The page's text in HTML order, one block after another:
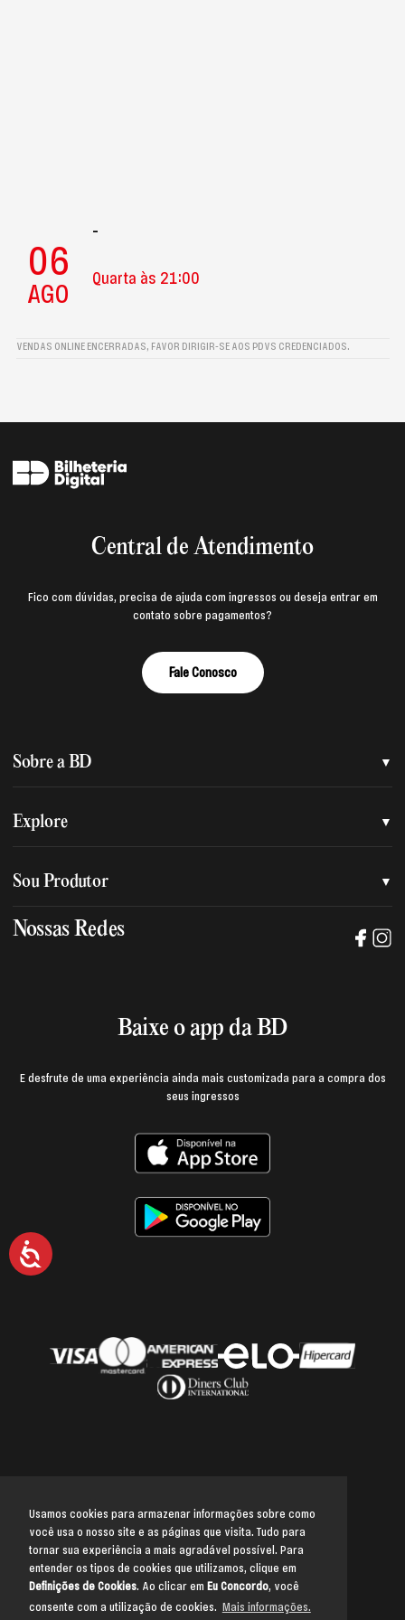
Usamos cookies para armazenar informações sobre como
você usa o nosso site e as páginas que visita. Tudo para
tornar sua experiência a mais agradável possível. Para
entender os tipos de cookies que utilizamos, clique em
Definições de Cookies. Ao clicar em Eu Concordo, você
consente com a utilização de cookies. Mais informações.
Acessibilidade
06
AGO
-
Quarta às 21:00
VENDAS ONLINE ENCERRADAS, FAVOR DIRIGIR-SE AOS PDVS CREDENCIADOS.
Central de Atendimento
Fico com dúvidas, precisa de ajuda com ingressos ou deseja entrar em
contato sobre pagamentos?
Fale Conosco
Sobre a BD
Quem somos
Política de privacidade
Explore
Assessoria de imprensa
Trabalhe na BD
Sou Produtor
Manual de mídia e da marca BD
Nossas Redes
Baixe o app da BD
E desfrute de uma experiência ainda mais customizada para a compra dos
seus ingressos
Voltar para o topo